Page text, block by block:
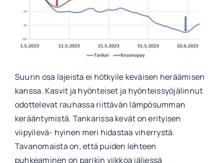
Suurin osa lajeista ei hötkyile keväisen heräämisen
kanssa. Kasvit ja hyönteiset ja hyönteissyöjälinnut
odottelevat rauhassa riittävän lämpösumman
kerääntymistä. Tankarissa kevät on erityisen
viipyilevä- hyinen meri hidastaa viherrystä.
Tavanomaista on, että puiden lehteen
puhkeaminen on parikin viikkoa jäljessä